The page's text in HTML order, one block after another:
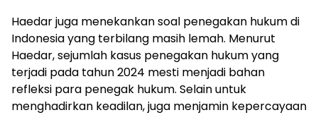
Haedar juga menekankan soal penegakan hukum di
Indonesia yang terbilang masih lemah. Menurut
Haedar, sejumlah kasus penegakan hukum yang
terjadi pada tahun 2024 mesti menjadi bahan
refleksi para penegak hukum. Selain untuk
menghadirkan keadilan, juga menjamin kepercayaan